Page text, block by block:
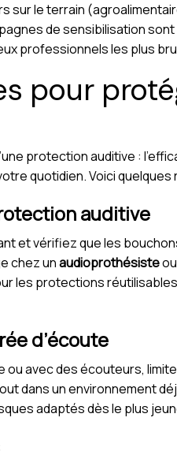
sur le terrain
de sensibilisation
professionnels les plus
pour
protection auditive :
quotidien. Voici
auditive
et vérifiez que les
chez unaudioprothésiste
les protections
d’écoute
ou avec des écouteurs,
dans un environnement
adaptés dès le plus